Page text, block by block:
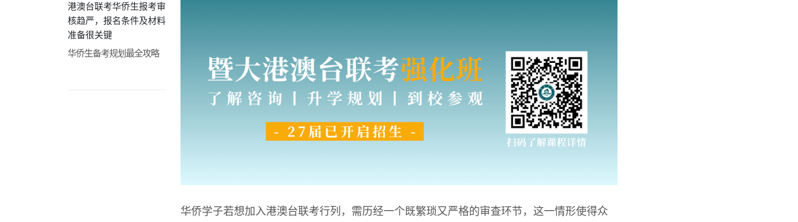
港澳台联考华侨生报考审
核趋严，报名条件及材料
准备很关键
华侨生备考规划最全攻略
华侨学子若想加入港澳台联考行列，需历经一个既繁琐又严格的审查环节，这一情形使得众